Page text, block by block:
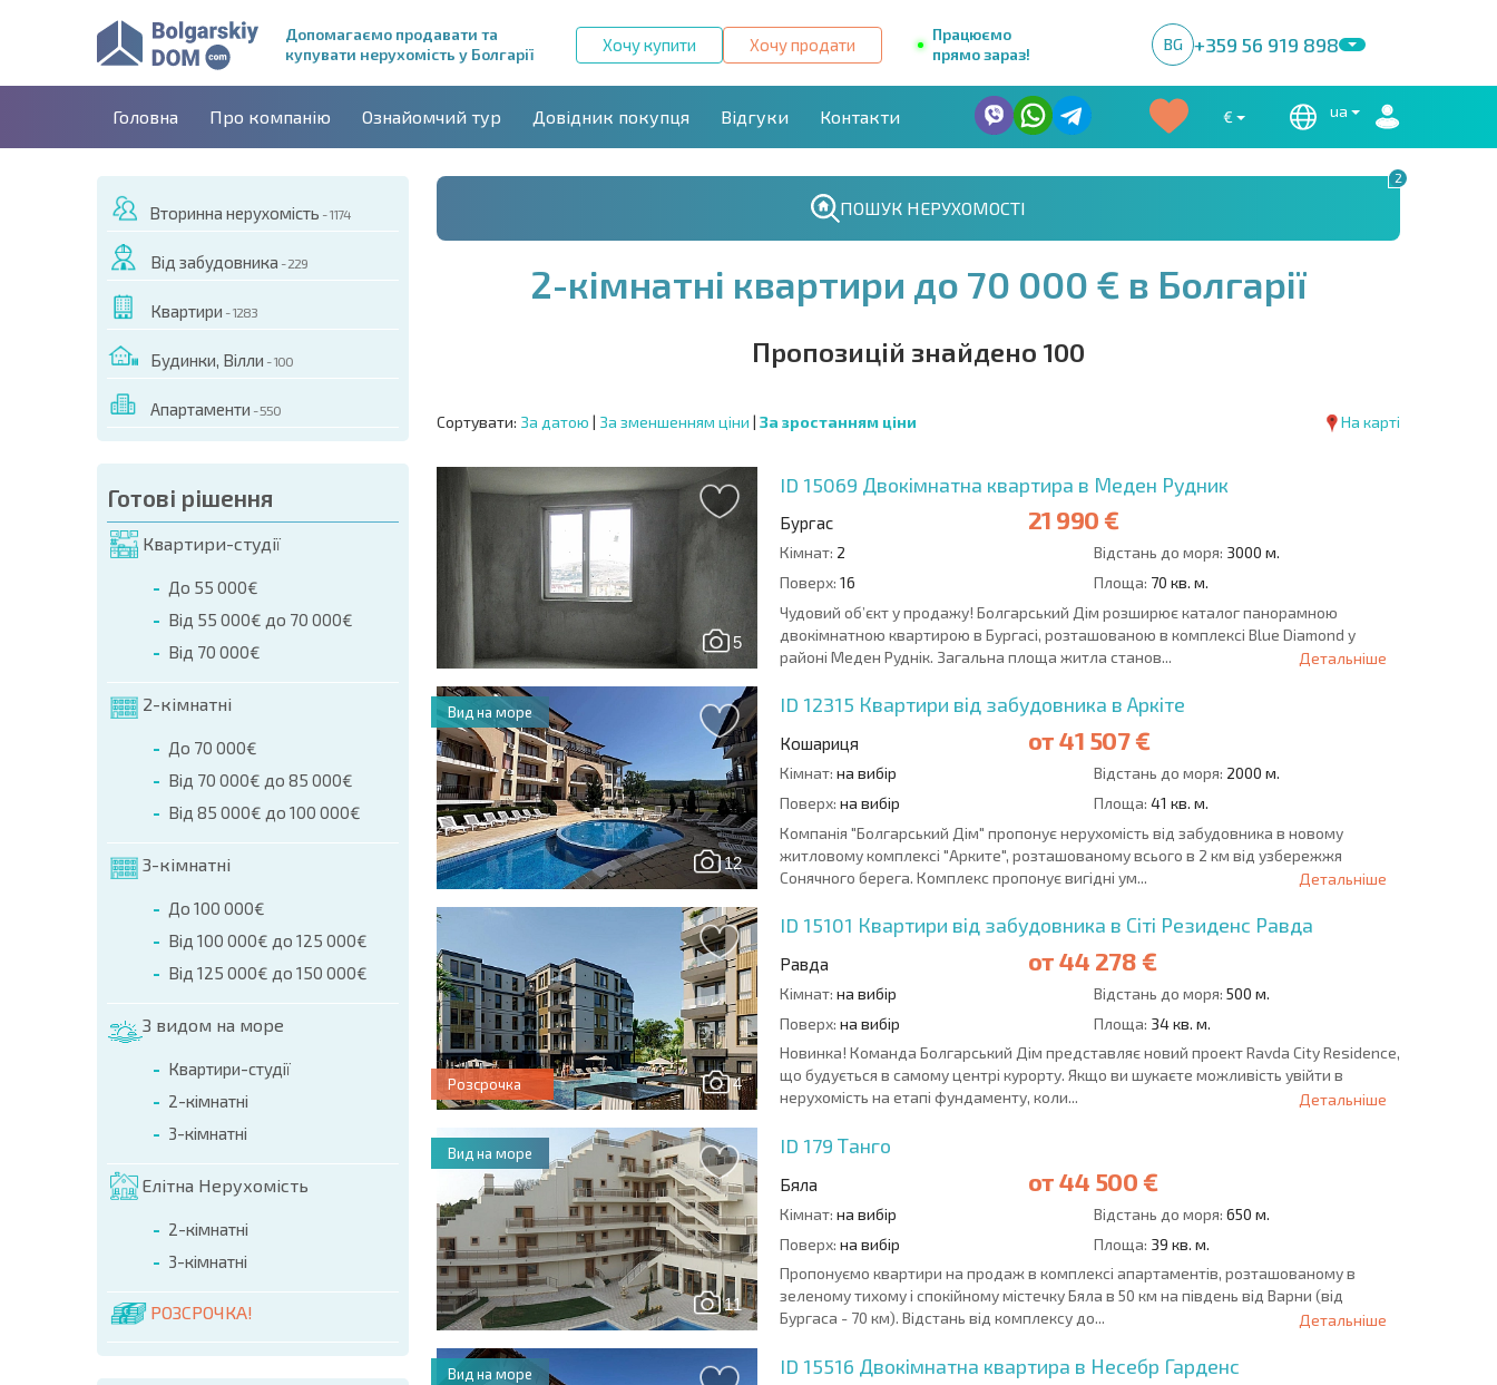
Допомагаємо продавати та
купувати нерухомість у Болгарії
Хочу купити Хочу продати
Працюємо
прямо зараз!
BG +359 56 919 898
Головна Про компанію Ознайомчий тур Довідник покупця Відгуки Контакти € ua
Вторинна нерухомість - 1174
Від забудовника - 229
Квартири - 1283
Будинки, Вілли - 100
Апартаменти - 550
Готові рішення
Квартири-студії
До 55 000€
Від 55 000€ до 70 000€
Від 70 000€
2-кімнатні
До 70 000€
Від 70 000€ до 85 000€
Від 85 000€ до 100 000€
3-кімнатні
До 100 000€
Від 100 000€ до 125 000€
Від 125 000€ до 150 000€
З видом на море
Квартири-студії
2-кімнатні
3-кімнатні
Елітна Нерухомість
2-кімнатні
3-кімнатні
РОЗСРОЧКА!
2
ПОШУК НЕРУХОМОСТІ
2-кімнатні квартири до 70 000 € в Болгарії
Пропозицій знайдено 100
Сортувати: За датою | За зменшенням ціни | За зростанням ціни На карті
5
ID 15069 Двокімнатна квартира в Меден Рудник
Бургас 21 990 €
Кімнат: 2 Відстань до моря: 3000 м.
Поверх: 16 Площа: 70 кв. м.
Чудовий об’єкт у продажу! Болгарський Дім розширює каталог панорамною
двокімнатною квартирою в Бургасі, розташованою в комплексі Blue Diamond у
районі Меден Руднік. Загальна площа житла станов...
Детальніше
12
ID 12315 Квартири від забудовника в Аркіте
Кошариця от41 507 €
Кімнат: на вибір Відстань до моря: 2000 м.
Поверх: на вибір Площа: 41 кв. м.
Вид на море
Компанія "Болгарський Дім" пропонує нерухомість від забудовника в новому
житловому комплексі "Арките", розташованому всього в 2 км від узбережжя
Сонячного берега. Комплекс пропонує вигідні ум...
Детальніше
4
Розсрочка
ID 15101 Квартири від забудовника в Сіті Резиденс Равда
Равда от44 278 €
Кімнат: на вибір Відстань до моря: 500 м.
Поверх: на вибір Площа: 34 кв. м.
Новинка! Команда Болгарський Дім представляє новий проект Ravda City Residence,
що будується в самому центрі курорту. Якщо ви шукаєте можливість увійти в
нерухомість на етапі фундаменту, коли...
Детальніше
11
ID 179 Танго
Бяла от44 500 €
Кімнат: на вибір Відстань до моря: 650 м.
Поверх: на вибір Площа: 39 кв. м.
Вид на море
Пропонуємо квартири на продаж в комплексі апартаментів, розташованому в
зеленому тихому і спокійному містечку Бяла в 50 км на південь від Варни (від
Бургаса - 70 км). Відстань від комплексу до...
Детальніше
ID 15516 Двокімнатна квартира в Несебр Гарденс
Вид на море